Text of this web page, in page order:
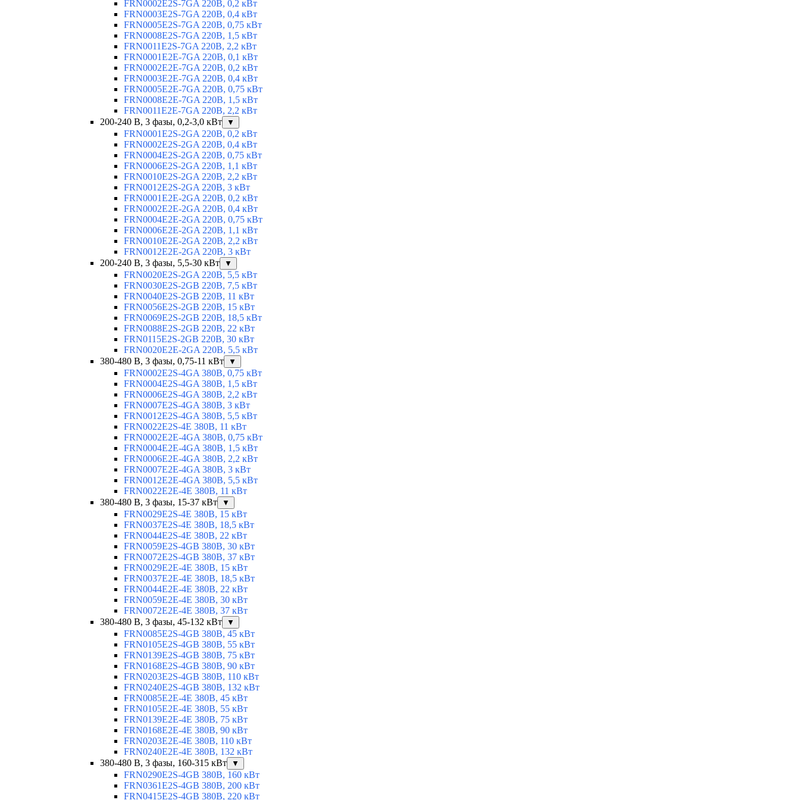
FRN0002E2S-7GA 220В, 0,2 кВт
FRN0003E2S-7GA 220В, 0,4 кВт
FRN0005E2S-7GA 220В, 0,75 кВт
FRN0008E2S-7GA 220В, 1,5 кВт
FRN0011E2S-7GA 220В, 2,2 кВт
FRN0001E2E-7GA 220В, 0,1 кВт
FRN0002E2E-7GA 220В, 0,2 кВт
FRN0003E2E-7GA 220В, 0,4 кВт
FRN0005E2E-7GA 220В, 0,75 кВт
FRN0008E2E-7GA 220В, 1,5 кВт
FRN0011E2E-7GA 220В, 2,2 кВт
200-240 В, 3 фазы, 0,2-3,0 кВт
▼
FRN0001E2S-2GA 220В, 0,2 кВт
FRN0002E2S-2GA 220В, 0,4 кВт
FRN0004E2S-2GA 220В, 0,75 кВт
FRN0006E2S-2GA 220В, 1,1 кВт
FRN0010E2S-2GA 220В, 2,2 кВт
FRN0012E2S-2GA 220В, 3 кВт
FRN0001E2E-2GA 220В, 0,2 кВт
FRN0002E2E-2GA 220В, 0,4 кВт
FRN0004E2E-2GA 220В, 0,75 кВт
FRN0006E2E-2GA 220В, 1,1 кВт
FRN0010E2E-2GA 220В, 2,2 кВт
FRN0012E2E-2GA 220В, 3 кВт
200-240 В, 3 фазы, 5,5-30 кВт
▼
FRN0020E2S-2GA 220В, 5,5 кВт
FRN0030E2S-2GB 220В, 7,5 кВт
FRN0040E2S-2GB 220В, 11 кВт
FRN0056E2S-2GB 220В, 15 кВт
FRN0069E2S-2GB 220В, 18,5 кВт
FRN0088E2S-2GB 220В, 22 кВт
FRN0115E2S-2GB 220В, 30 кВт
FRN0020E2E-2GA 220В, 5,5 кВт
380-480 В, 3 фазы, 0,75-11 кВт
▼
FRN0002E2S-4GA 380В, 0,75 кВт
FRN0004E2S-4GA 380В, 1,5 кВт
FRN0006E2S-4GA 380В, 2,2 кВт
FRN0007E2S-4GA 380В, 3 кВт
FRN0012E2S-4GA 380В, 5,5 кВт
FRN0022E2S-4E 380В, 11 кВт
FRN0002E2E-4GA 380В, 0,75 кВт
FRN0004E2E-4GA 380В, 1,5 кВт
FRN0006E2E-4GA 380В, 2,2 кВт
FRN0007E2E-4GA 380В, 3 кВт
FRN0012E2E-4GA 380В, 5,5 кВт
FRN0022E2E-4E 380В, 11 кВт
380-480 В, 3 фазы, 15-37 кВт
▼
FRN0029E2S-4E 380В, 15 кВт
FRN0037E2S-4E 380В, 18,5 кВт
FRN0044E2S-4E 380В, 22 кВт
FRN0059E2S-4GB 380В, 30 кВт
FRN0072E2S-4GB 380В, 37 кВт
FRN0029E2E-4E 380В, 15 кВт
FRN0037E2E-4E 380В, 18,5 кВт
FRN0044E2E-4E 380В, 22 кВт
FRN0059E2E-4E 380В, 30 кВт
FRN0072E2E-4E 380В, 37 кВт
380-480 В, 3 фазы, 45-132 кВт
▼
FRN0085E2S-4GB 380В, 45 кВт
FRN0105E2S-4GB 380В, 55 кВт
FRN0139E2S-4GB 380В, 75 кВт
FRN0168E2S-4GB 380В, 90 кВт
FRN0203E2S-4GB 380В, 110 кВт
FRN0240E2S-4GB 380В, 132 кВт
FRN0085E2E-4E 380В, 45 кВт
FRN0105E2E-4E 380В, 55 кВт
FRN0139E2E-4E 380В, 75 кВт
FRN0168E2E-4E 380В, 90 кВт
FRN0203E2E-4E 380В, 110 кВт
FRN0240E2E-4E 380В, 132 кВт
380-480 В, 3 фазы, 160-315 кВт
▼
FRN0290E2S-4GB 380В, 160 кВт
FRN0361E2S-4GB 380В, 200 кВт
FRN0415E2S-4GB 380В, 220 кВт